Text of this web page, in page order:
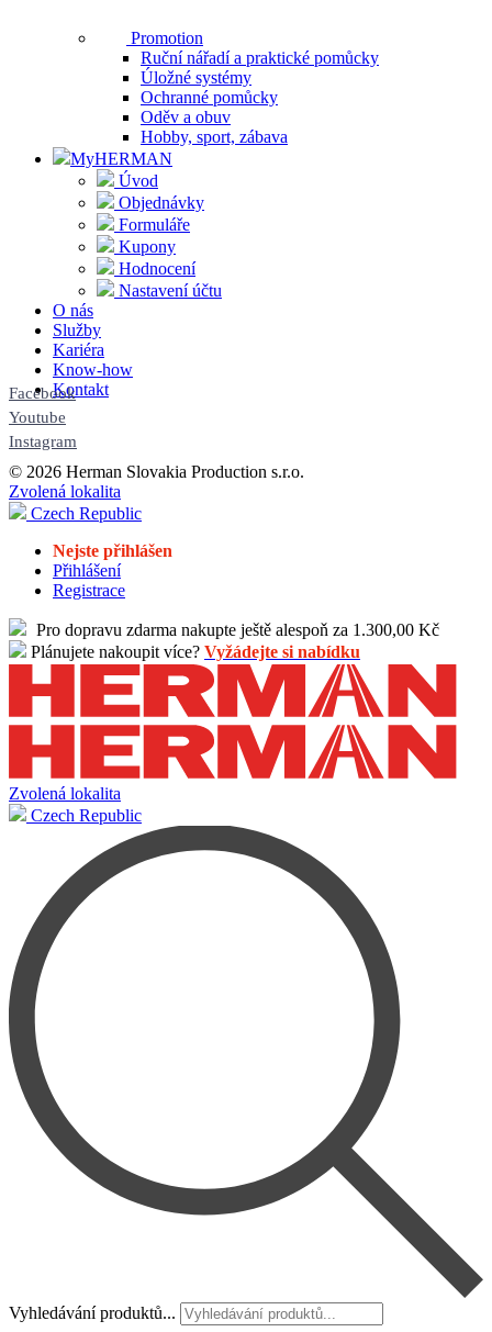
Promotion
Ruční nářadí a praktické pomůcky
Úložné systémy
Ochranné pomůcky
Oděv a obuv
Hobby, sport, zábava
MyHERMAN
Úvod
Objednávky
Formuláře
Kupony
Hodnocení
Nastavení účtu
O nás
Služby
Kariéra
Know-how
Kontakt
Facebook
Youtube
Instagram
© 2026 Herman Slovakia Production s.r.o.
Zvolená lokalita
Czech Republic
Nejste přihlášen
Přihlášení
Registrace
Pro dopravu zdarma nakupte ještě alespoň za 1.300,00 Kč
Plánujete nakoupit více? Vyžádejte si nabídku
Zvolená lokalita
Czech Republic
Vyhledávání produktů...